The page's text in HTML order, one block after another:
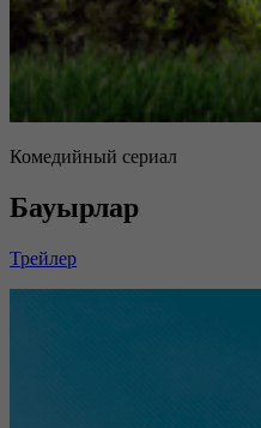
Комедийный сериал
Бауырлар
Трейлер